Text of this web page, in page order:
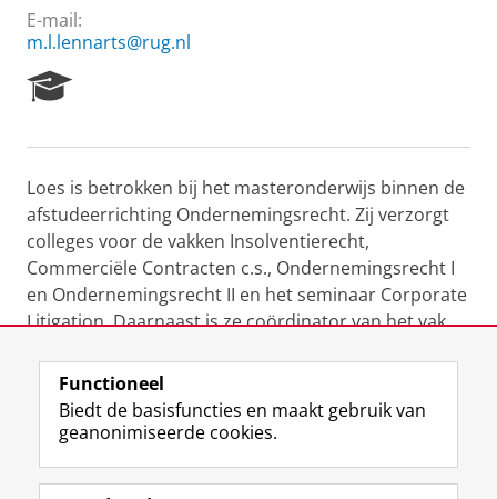
E-mail:
m.l.lennarts@rug.nl
e
r
c
h
P
o
r
t
Loes is betrokken bij het masteronderwijs binnen de
afstudeerrichting Ondernemingsrecht. Zij verzorgt
colleges voor de vakken Insolventierecht,
Commerciële Contracten c.s., Ondernemingsrecht I
en Ondernemingsrecht II en het seminaar Corporate
Litigation. Daarnaast is ze coördinator van het vak
Laatst gewijzigd: 11 februari 2025 12:20
Volg de RUG
F
a
L
i
R
S
I
n
Y
o
Functioneel
Biedt de basisfuncties en maakt gebruik van
geanonimiseerde cookies.